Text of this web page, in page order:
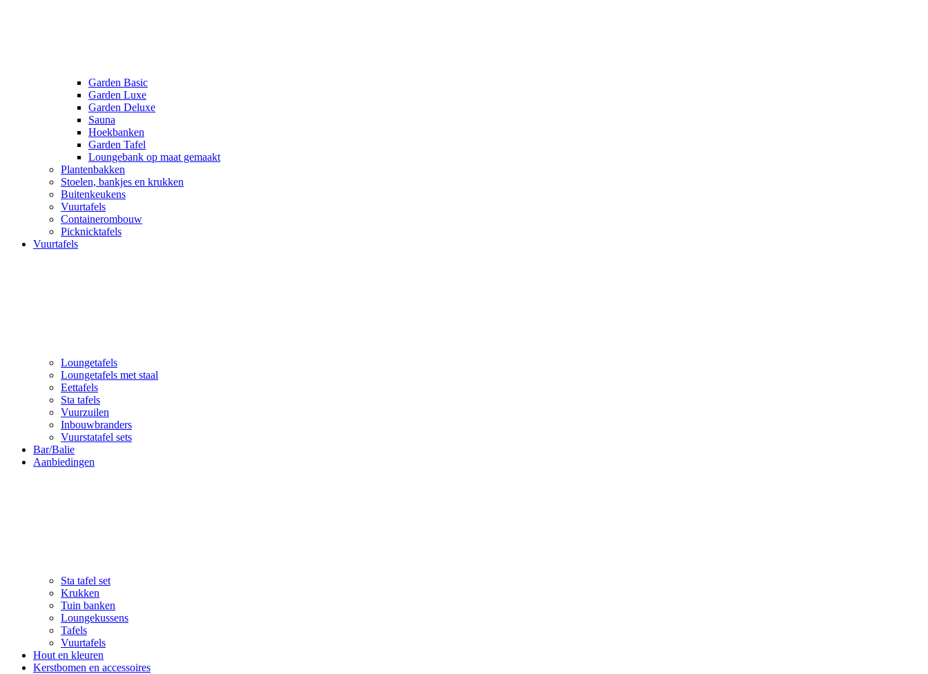
Garden Basic
Garden Luxe
Garden Deluxe
Sauna
Hoekbanken
Garden Tafel
Loungebank op maat gemaakt
Plantenbakken
Stoelen, bankjes en krukken
Buitenkeukens
Vuurtafels
Containerombouw
Picknicktafels
Vuurtafels
Loungetafels
Loungetafels met staal
Eettafels
Sta tafels
Vuurzuilen
Inbouwbranders
Vuurstatafel sets
Bar/Balie
Aanbiedingen
Sta tafel set
Krukken
Tuin banken
Loungekussens
Tafels
Vuurtafels
Hout en kleuren
Kerstbomen en accessoires